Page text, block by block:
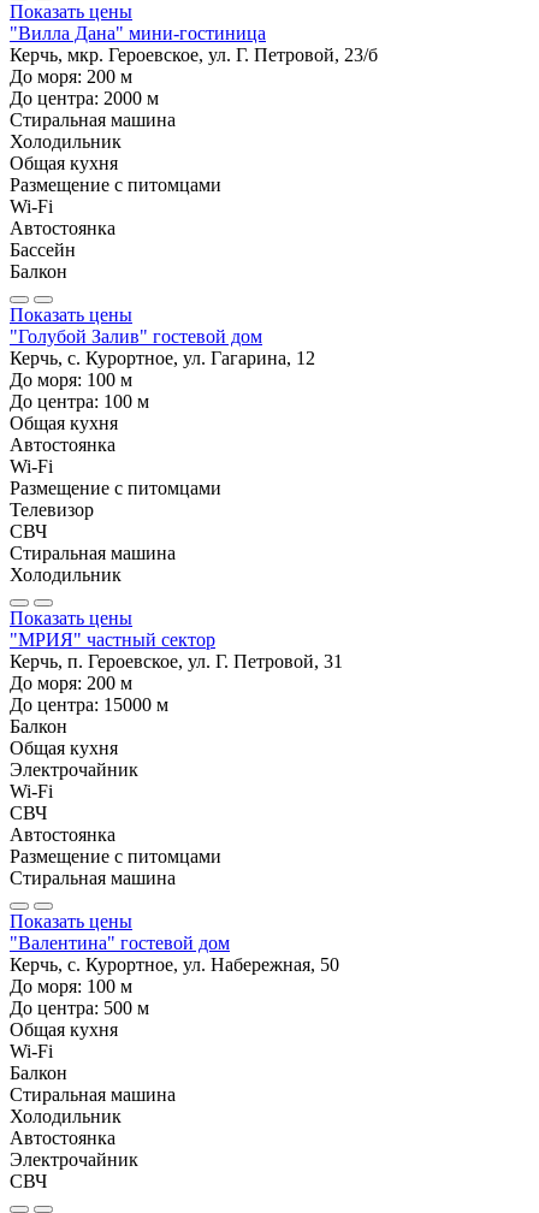
Показать цены
"Вилла Дана" мини-гостиница
Керчь, мкр. Героевское, ул. Г. Петровой, 23/б
До моря: 200 м
До центра: 2000 м
Стиральная машина
Холодильник
Общая кухня
Размещение с питомцами
Wi-Fi
Автостоянка
Бассейн
Балкон
Показать цены
"Голубой Залив" гостевой дом
Керчь, с. Курортное, ул. Гагарина, 12
До моря: 100 м
До центра: 100 м
Общая кухня
Автостоянка
Wi-Fi
Размещение с питомцами
Телевизор
СВЧ
Стиральная машина
Холодильник
Показать цены
"МРИЯ" частный сектор
Керчь, п. Героевское, ул. Г. Петровой, 31
До моря: 200 м
До центра: 15000 м
Балкон
Общая кухня
Электрочайник
Wi-Fi
СВЧ
Автостоянка
Размещение с питомцами
Стиральная машина
Показать цены
"Валентина" гостевой дом
Керчь, с. Курортное, ул. Набережная, 50
До моря: 100 м
До центра: 500 м
Общая кухня
Wi-Fi
Балкон
Стиральная машина
Холодильник
Автостоянка
Электрочайник
СВЧ